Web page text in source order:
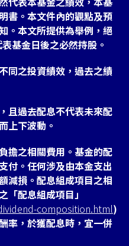
書。本文件內的觀點及預
。本文所提供為舉例，絕
基金日後之必然持股。
同之投資績效，過去之績
且過去配息不代表未來配
上下波動。
擔之相關費用。基金的配
付。任何涉及由本金支出
減損。配息組成項目之相
「配息組成項目」
composition.html)
率，於獲配息時，宜一併